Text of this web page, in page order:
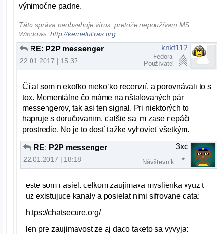
výnimočne padne.
Táto správa neobsahuje vírus, pretože nepoužívam MS
Windows.http://kernelultras.org
RE: P2P messenger
22.01.2017 | 15:37
knkt112
Fedora
Používateľ
Čítal som niekoľko niekoľko recenzií, a porovnávali to s
tox. Momentálne čo máme nainštalovaných pár
messengerov, tak asi ten signal. Pri niektorých to
hapruje s doručovanim, ďalšie sa im zase nepáči
prostredie. No je to dosť ťažké vyhovieť všetkým.
RE: P2P messenger
22.01.2017 | 18:18
3xc
Návštevník
este som nasiel. celkom zaujimava myslienka vyuzit
uz existujuce kanaly a posielat nimi sifrovane data:
https://chatsecure.org/
len pre zaujimavost ze aj daco taketo sa vyvyja: